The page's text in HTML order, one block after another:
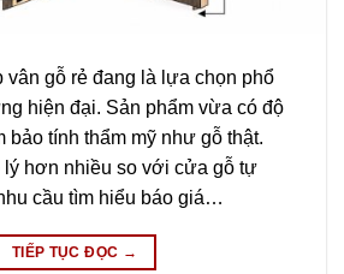
vân gỗ rẻ đang là lựa chọn phổ
hiện đại. Sản phẩm vừa có độ
bảo tính thẩm mỹ như gỗ thật.
lý hơn nhiều so với cửa gỗ tự
cầu tìm hiểu báo giá…
TIẾP TỤC ĐỌC →